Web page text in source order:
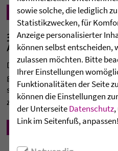
Mehr lesen
30 JAHRE
AUS EINER IDEE
Drei Jahrzehnte voller
gelebter Menschlichkeit: Das
sein 30-jähriges Jubiläum
zurückzublicken und zugleich
Mehr lesen
sowie solche, die lediglich
Statistikzwecken, für
Anzeige personalisierter
können selbst entscheiden,
zulassen möchten. Bitte
Ihrer Einstellungen
Funktionalitäten der Seite
können die Einstellungen
der UnterseiteDatenschutz
Link im Seitenfuß, anpassen!